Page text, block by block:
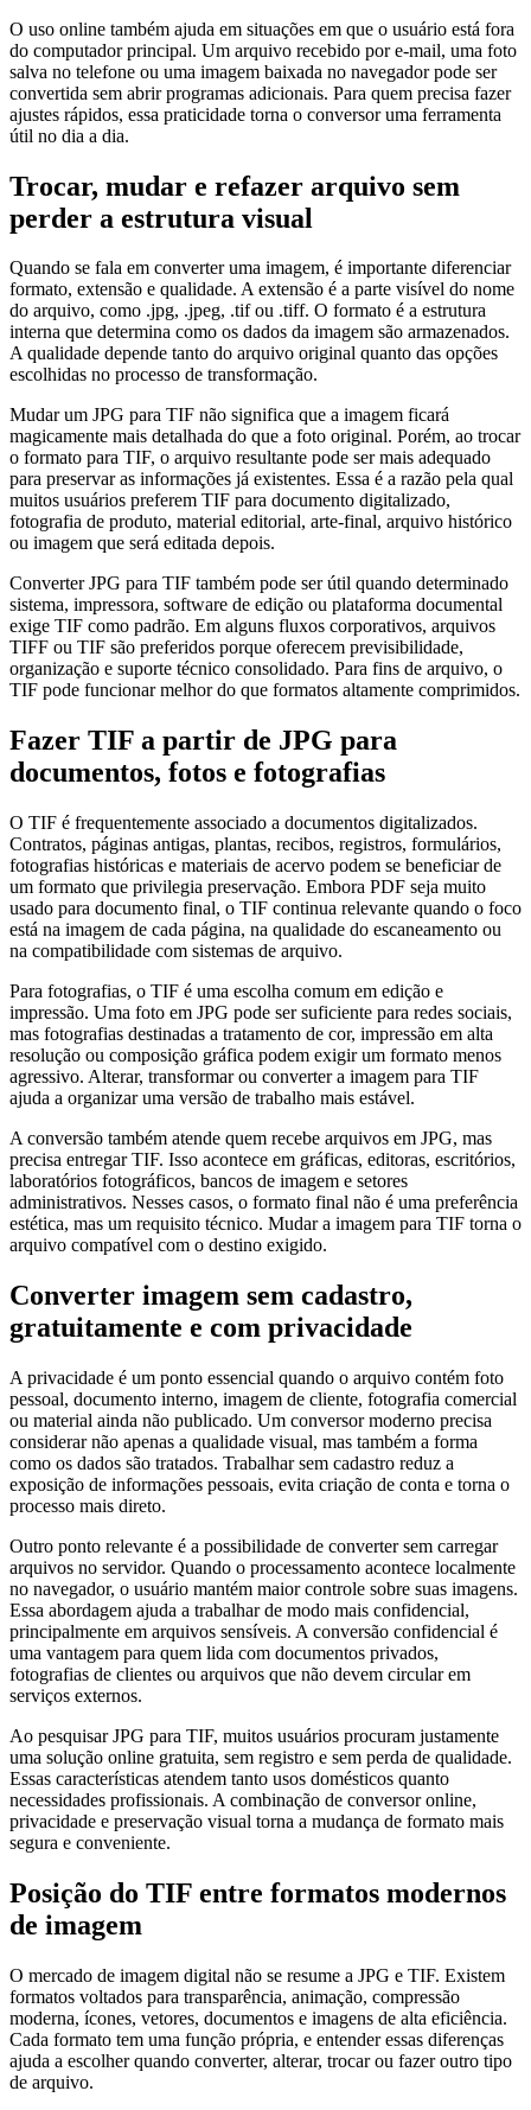
O uso online também ajuda em situações em que o usuário está fora
do computador principal. Um arquivo recebido por e-mail, uma foto
salva no telefone ou uma imagem baixada no navegador pode ser
convertida sem abrir programas adicionais. Para quem precisa fazer
ajustes rápidos, essa praticidade torna o conversor uma ferramenta
útil no dia a dia.
Trocar, mudar e refazer arquivo sem
perder a estrutura visual
Quando se fala em converter uma imagem, é importante diferenciar
formato, extensão e qualidade. A extensão é a parte visível do nome
do arquivo, como .jpg, .jpeg, .tif ou .tiff. O formato é a estrutura
interna que determina como os dados da imagem são armazenados.
A qualidade depende tanto do arquivo original quanto das opções
escolhidas no processo de transformação.
Mudar um JPG para TIF não significa que a imagem ficará
magicamente mais detalhada do que a foto original. Porém, ao trocar
o formato para TIF, o arquivo resultante pode ser mais adequado
para preservar as informações já existentes. Essa é a razão pela qual
muitos usuários preferem TIF para documento digitalizado,
fotografia de produto, material editorial, arte-final, arquivo histórico
ou imagem que será editada depois.
Converter JPG para TIF também pode ser útil quando determinado
sistema, impressora, software de edição ou plataforma documental
exige TIF como padrão. Em alguns fluxos corporativos, arquivos
TIFF ou TIF são preferidos porque oferecem previsibilidade,
organização e suporte técnico consolidado. Para fins de arquivo, o
TIF pode funcionar melhor do que formatos altamente comprimidos.
Fazer TIF a partir de JPG para
documentos, fotos e fotografias
O TIF é frequentemente associado a documentos digitalizados.
Contratos, páginas antigas, plantas, recibos, registros, formulários,
fotografias históricas e materiais de acervo podem se beneficiar de
um formato que privilegia preservação. Embora PDF seja muito
usado para documento final, o TIF continua relevante quando o foco
está na imagem de cada página, na qualidade do escaneamento ou
na compatibilidade com sistemas de arquivo.
Para fotografias, o TIF é uma escolha comum em edição e
impressão. Uma foto em JPG pode ser suficiente para redes sociais,
mas fotografias destinadas a tratamento de cor, impressão em alta
resolução ou composição gráfica podem exigir um formato menos
agressivo. Alterar, transformar ou converter a imagem para TIF
ajuda a organizar uma versão de trabalho mais estável.
A conversão também atende quem recebe arquivos em JPG, mas
precisa entregar TIF. Isso acontece em gráficas, editoras, escritórios,
laboratórios fotográficos, bancos de imagem e setores
administrativos. Nesses casos, o formato final não é uma preferência
estética, mas um requisito técnico. Mudar a imagem para TIF torna o
arquivo compatível com o destino exigido.
Converter imagem sem cadastro,
gratuitamente e com privacidade
A privacidade é um ponto essencial quando o arquivo contém foto
pessoal, documento interno, imagem de cliente, fotografia comercial
ou material ainda não publicado. Um conversor moderno precisa
considerar não apenas a qualidade visual, mas também a forma
como os dados são tratados. Trabalhar sem cadastro reduz a
exposição de informações pessoais, evita criação de conta e torna o
processo mais direto.
Outro ponto relevante é a possibilidade de converter sem carregar
arquivos no servidor. Quando o processamento acontece localmente
no navegador, o usuário mantém maior controle sobre suas imagens.
Essa abordagem ajuda a trabalhar de modo mais confidencial,
principalmente em arquivos sensíveis. A conversão confidencial é
uma vantagem para quem lida com documentos privados,
fotografias de clientes ou arquivos que não devem circular em
serviços externos.
Ao pesquisar JPG para TIF, muitos usuários procuram justamente
uma solução online gratuita, sem registro e sem perda de qualidade.
Essas características atendem tanto usos domésticos quanto
necessidades profissionais. A combinação de conversor online,
privacidade e preservação visual torna a mudança de formato mais
segura e conveniente.
Posição do TIF entre formatos modernos
de imagem
O mercado de imagem digital não se resume a JPG e TIF. Existem
formatos voltados para transparência, animação, compressão
moderna, ícones, vetores, documentos e imagens de alta eficiência.
Cada formato tem uma função própria, e entender essas diferenças
ajuda a escolher quando converter, alterar, trocar ou fazer outro tipo
de arquivo.